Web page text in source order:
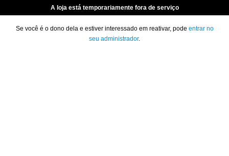
A loja está temporariamente fora de serviço
Se você é o dono dela e estiver interessado em reativar, pode entrar no
seu administrador.